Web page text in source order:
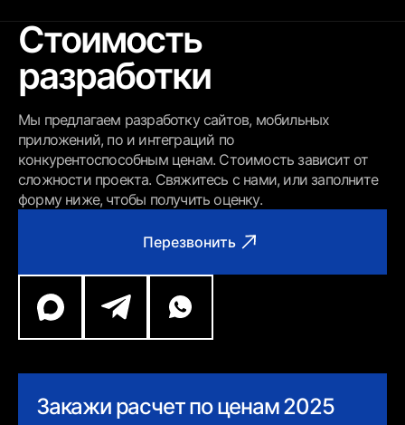
Перезвонить
Стоимость
разработки
Мы предлагаем разработку сайтов, мобильных
приложений, по и интеграций по
конкурентоспособным ценам. Стоимость зависит от
сложности проекта. Свяжитесь с нами, или заполните
форму ниже, чтобы получить оценку.
Закажи расчет по ценам 2025